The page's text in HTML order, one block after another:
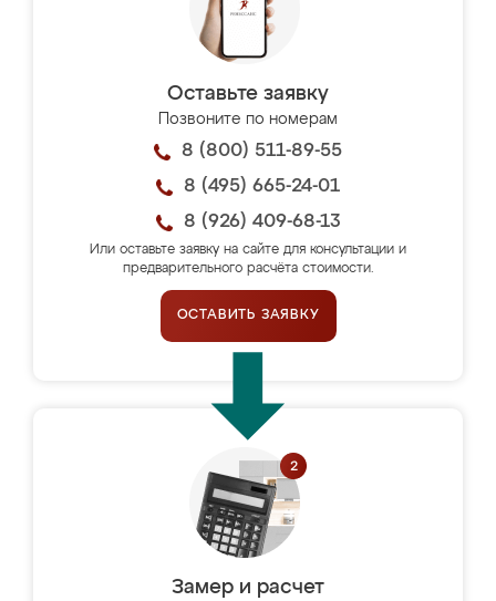
Оставьте заявку
Позвоните по номерам
8 (800) 511-89-55
8 (495) 665-24-01
8 (926) 409-68-13
Или оставьте заявку на сайте для консультации и
предварительного расчёта стоимости.
ОСТАВИТЬ ЗАЯВКУ
Замер и расчет